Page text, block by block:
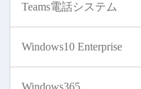
Teams電話システム
Windows10 Enterprise
Windows365